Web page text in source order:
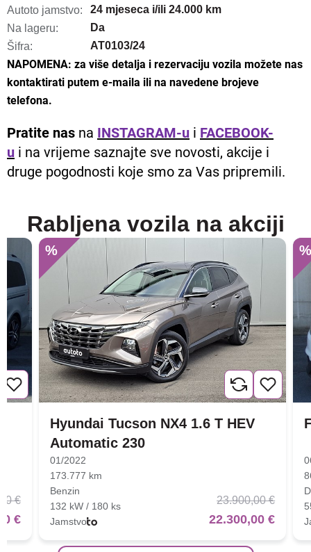
Autoto jamstvo:
24 mjeseca i/ili 24.000 km
Na lageru:
Da
Šifra:
AT0103/24
NAPOMENA: za više detalja i rezervaciju vozila možete nas
kontaktirati putem e-maila ili na navedene brojeve
telefona.
Pratite nas na INSTAGRAM-u i FACEBOOK-
u i na vrijeme saznajte sve novosti, akcije i
druge pogodnosti koje smo za Vas pripremili.
Rabljena vozila na akciji
€
€
%
Hyundai Tucson NX4 1.6 T HEV
Automatic 230
01/2022
173.777 km
Benzin
132 kW / 180 ks
Jamstvo
23.900,00 €
22.300,00 €